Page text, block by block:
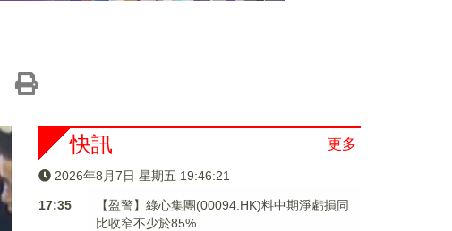
更多
快訊
2026年8月7日 星期五 19:46:22
17:35
【盈警】綠心集團(00094.HK)料中期淨虧損同
比收窄不少於85%